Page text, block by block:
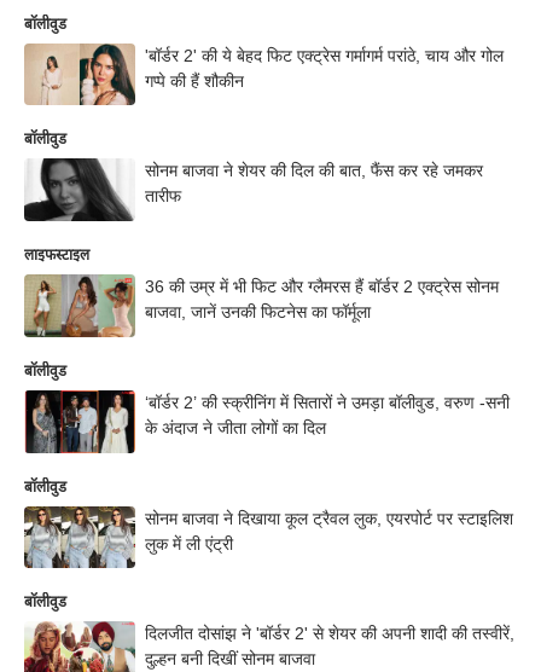
बॉलीवुड
'बॉर्डर 2' की ये बेहद फिट एक्ट्रेस गर्मागर्म परांठे, चाय और गोल
गप्पे की हैं शौकीन
बॉलीवुड
सोनम बाजवा ने शेयर की दिल की बात, फैंस कर रहे जमकर
तारीफ
लाइफस्टाइल
36 की उम्र में भी फिट और ग्लैमरस हैं बॉर्डर 2 एक्ट्रेस सोनम
बाजवा, जानें उनकी फिटनेस का फॉर्मूला
बॉलीवुड
‘बॉर्डर 2’ की स्क्रीनिंग में सितारों ने उमड़ा बॉलीवुड, वरुण -सनी
के अंदाज ने जीता लोगों का दिल
बॉलीवुड
सोनम बाजवा ने दिखाया कूल ट्रैवल लुक, एयरपोर्ट पर स्टाइलिश
लुक में ली एंट्री
बॉलीवुड
दिलजीत दोसांझ ने 'बॉर्डर 2' से शेयर की अपनी शादी की तस्वीरें,
दुल्हन बनी दिखीं सोनम बाजवा